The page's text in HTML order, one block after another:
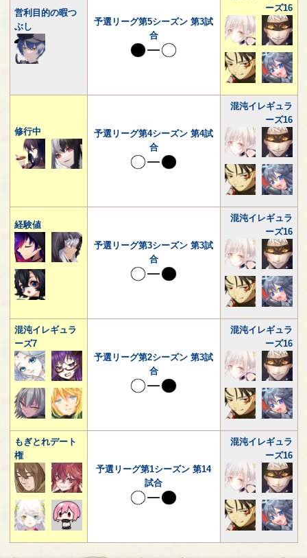
営利目的の暇つ
ぶし
予選リーグ第5シーズン 第3試
合
ーズ16
修行中
予選リーグ第4シーズン 第4試
合
混沌イレギュラ
ーズ16
経験値
予選リーグ第3シーズン 第3試
合
混沌イレギュラ
ーズ16
混沌イレギュラ
ーズ7
予選リーグ第2シーズン 第3試
合
混沌イレギュラ
ーズ16
もぎとれデート
権
予選リーグ第1シーズン 第14
試合
混沌イレギュラ
ーズ16